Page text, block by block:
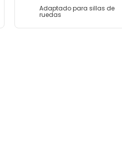
Adaptado para sillas de
ruedas